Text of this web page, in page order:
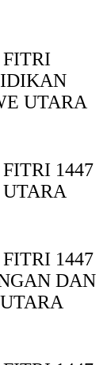
UTARA
1447
1447
DAN